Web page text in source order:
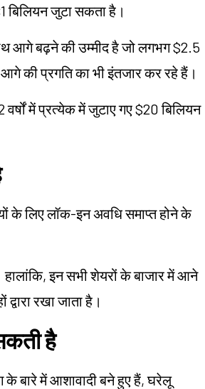
बिलियन जुटा सकता है।
आगे बढ़ने की उम्मीद है जो लगभग $2.5
की प्रगति का भी इंतजार कर रहे हैं।
में प्रत्येक में जुटाए गए $20 बिलियन
के लिए लॉक-इन अवधि समाप्त होने के
इन सभी शेयरों के बाजार में आने
रखा जाता है।
है
के बारे में आशावादी बने हुए हैं, घरेलू